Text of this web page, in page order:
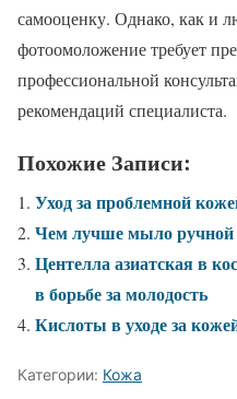
самооценку. Однако, как и
фотоомоложение требует
профессиональной
рекомендаций специалиста.
Похожие Записи:
Уход за проблемной
Чем лучше мыло ручной
Центелла азиатская в
в борьбе за молодость
Кислоты в уходе за
Категории: Кожа